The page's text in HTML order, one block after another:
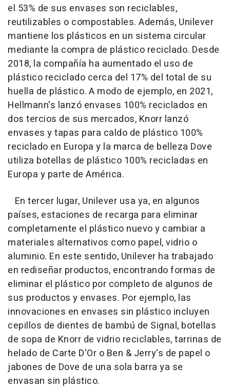
el 53% de sus envases son reciclables,
reutilizables o compostables. Además, Unilever
mantiene los plásticos en un sistema circular
mediante la compra de plástico reciclado. Desde
2018, la compañía ha aumentado el uso de
plástico reciclado cerca del 17% del total de su
huella de plástico. A modo de ejemplo, en 2021,
Hellmann's lanzó envases 100% reciclados en
dos tercios de sus mercados, Knorr lanzó
envases y tapas para caldo de plástico 100%
reciclado en Europa y la marca de belleza Dove
utiliza botellas de plástico 100% recicladas en
Europa y parte de América.
En tercer lugar, Unilever usa ya, en algunos
países, estaciones de recarga para eliminar
completamente el plástico nuevo y cambiar a
materiales alternativos como papel, vidrio o
aluminio. En este sentido, Unilever ha trabajado
en rediseñar productos, encontrando formas de
eliminar el plástico por completo de algunos de
sus productos y envases. Por ejemplo, las
innovaciones en envases sin plástico incluyen
cepillos de dientes de bambú de Signal, botellas
de sopa de Knorr de vidrio reciclables, tarrinas de
helado de Carte D'Or o Ben & Jerry's de papel o
jabones de Dove de una sola barra ya se
envasan sin plástico.